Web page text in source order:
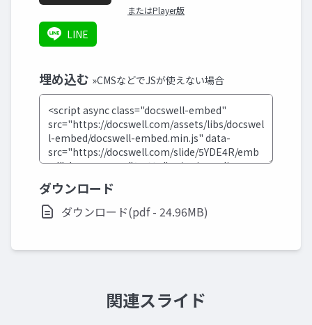
またはPlayer版
LINE
埋め込む »CMSなどでJSが使えない場合
ダウンロード
ダウンロード(pdf - 24.96MB)
関連スライド